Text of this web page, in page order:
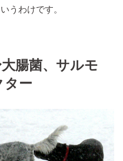
うわけです。
腸菌、サルモ
ター